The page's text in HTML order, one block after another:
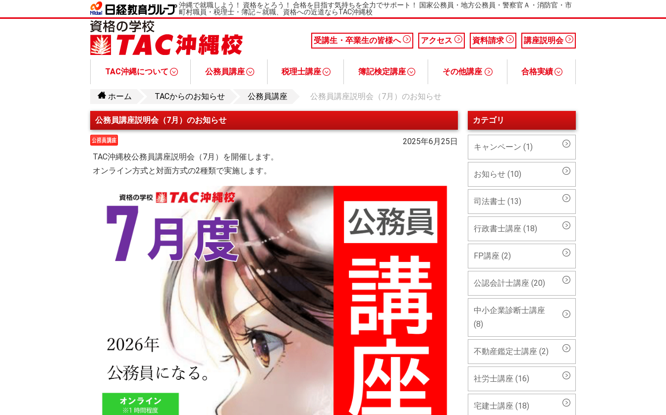
沖縄で就職しよう！ 資格をとろう！ 合格を目指す気持ちを全力でサポート！ 国家公務員・地方公務員・警察官Ａ・消防官・市
町村職員・税理士・簿記～就職、資格への近道ならTAC沖縄校
受講生・卒業生の皆様へ アクセス 資料請求 講座説明会
TAC沖縄について 公務員講座 税理士講座 簿記検定講座 その他講座 合格実績
ホーム TACからのお知らせ 公務員講座 公務員講座説明会（7月）のお知らせ
公務員講座説明会（7月）のお知らせ
2025年6月25日
TAC沖縄校公務員講座説明会（7月）を開催します。
オンライン方式と対面方式の2種類で実施します。
カテゴリ
キャンペーン (1)
お知らせ (10)
司法書士 (13)
行政書士講座 (18)
FP講座 (2)
公認会計士講座 (20)
中小企業診断士講座
(8)
不動産鑑定士講座 (2)
社労士講座 (16)
宅建士講座 (18)